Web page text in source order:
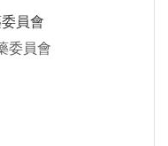
員會
委員會